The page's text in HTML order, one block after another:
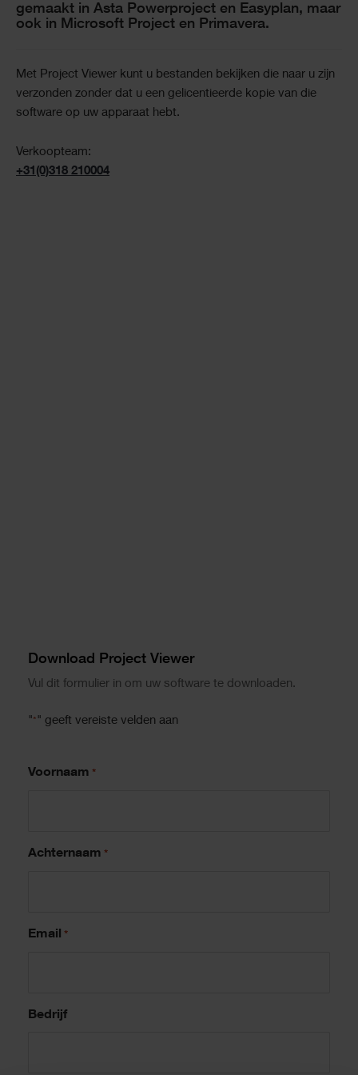
gemaakt in Asta Powerproject en Easyplan, maar
ook in Microsoft Project en Primavera.
Met Project Viewer kunt u bestanden bekijken die naar u zijn
verzonden zonder dat u een gelicentieerde kopie van die
software op uw apparaat hebt.
Verkoopteam:
+31(0)318 210004
Download Project Viewer
Vul dit formulier in om uw software te downloaden.
"* " geeft vereiste velden aan
Voornaam *
Achternaam *
Email *
Bedrijf